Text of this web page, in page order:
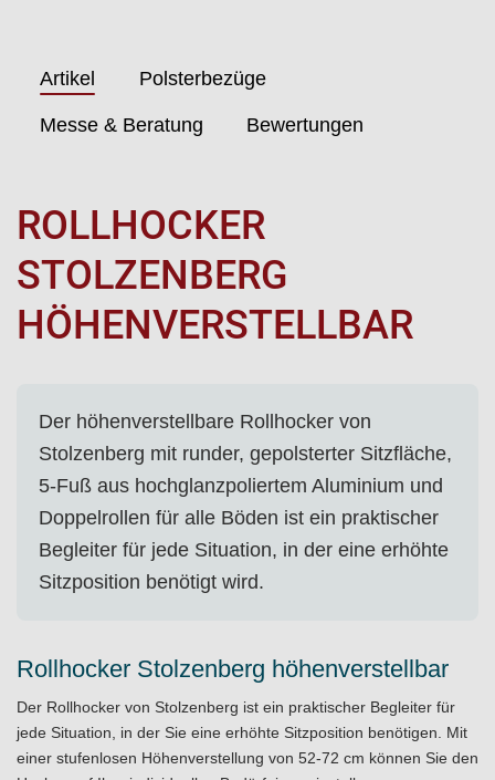
Artikel Polsterbezüge
Messe & Beratung Bewertungen
ROLLHOCKER
STOLZENBERG
HÖHENVERSTELLBAR
Der höhenverstellbare Rollhocker von
Stolzenberg mit runder, gepolsterter Sitzfläche,
5-Fuß aus hochglanzpoliertem Aluminium und
Doppelrollen für alle Böden ist ein praktischer
Begleiter für jede Situation, in der eine erhöhte
Sitzposition benötigt wird.
Rollhocker Stolzenberg höhenverstellbar
Der Rollhocker von Stolzenberg ist ein praktischer Begleiter für
jede Situation, in der Sie eine erhöhte Sitzposition benötigen. Mit
einer stufenlosen Höhenverstellung von 52-72 cm können Sie den